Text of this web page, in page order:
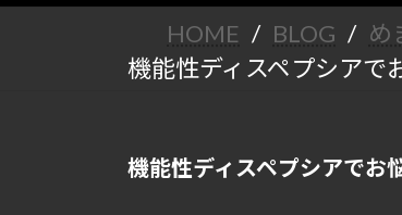
HOME BLOG
め
機能性ディスペプシアで
機能性ディスペプシアでお